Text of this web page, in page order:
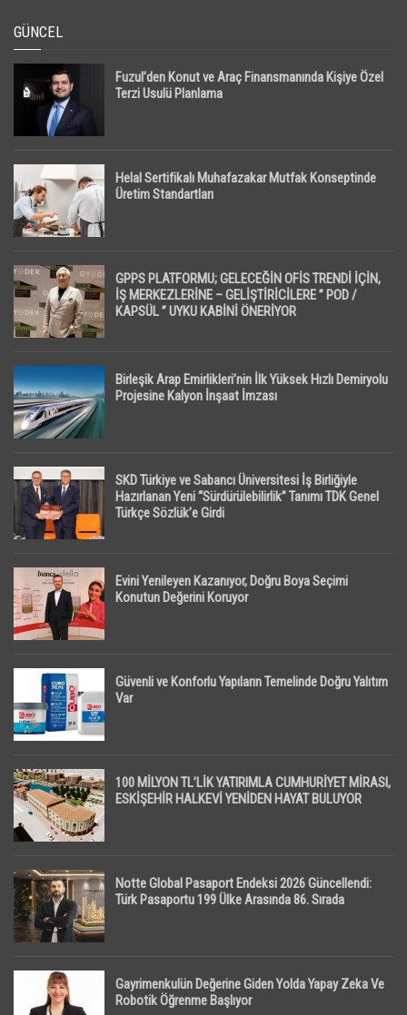
GÜNCEL
Fuzul’den Konut ve Araç Finansmanında Kişiye Özel
Terzi Usulü Planlama
Helal Sertifikalı Muhafazakar Mutfak Konseptinde
Üretim Standartları
GPPS PLATFORMU; GELECEĞİN OFİS TRENDİ İÇİN,
İŞ MERKEZLERİNE – GELİŞTİRİCİLERE ” POD /
KAPSÜL ” UYKU KABİNİ ÖNERİYOR
Birleşik Arap Emirlikleri’nin İlk Yüksek Hızlı Demiryolu
Projesine Kalyon İnşaat İmzası
SKD Türkiye ve Sabancı Üniversitesi İş Birliğiyle
Hazırlanan Yeni “Sürdürülebilirlik” Tanımı TDK Genel
Türkçe Sözlük’e Girdi
Evini Yenileyen Kazanıyor, Doğru Boya Seçimi
Konutun Değerini Koruyor
Güvenli ve Konforlu Yapıların Temelinde Doğru Yalıtım
Var
100 MİLYON TL’LİK YATIRIMLA CUMHURİYET MİRASI,
ESKİŞEHİR HALKEVİ YENİDEN HAYAT BULUYOR
Notte Global Pasaport Endeksi 2026 Güncellendi:
Türk Pasaportu 199 Ülke Arasında 86. Sırada
Gayrimenkulün Değerine Giden Yolda Yapay Zeka Ve
Robotik Öğrenme Başlıyor